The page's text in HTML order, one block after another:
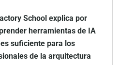
School explica por
herramientas de IA
suficiente para los
de la arquitectura